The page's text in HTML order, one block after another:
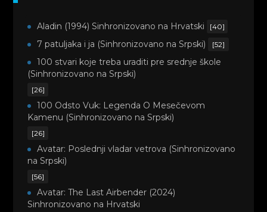
Aladin (1994) Sinhronizovano na Hrvatski [40]
7 patuljaka i ja (Sinhronizovano na Srpski) [52]
100 stvari koje treba uraditi pre srednje škole
(Sinhronizovano na Srpski)
[26]
100 Odsto Vuk: Legenda O Mesečevom
Kamenu (Sinhronizovano na Srpski)
[26]
Avatar: Poslednji vladar vetrova (Sinhronizovano
na Srpski)
[56]
Avatar: The Last Airbender (2024)
Sinhronizovano na Hrvatski